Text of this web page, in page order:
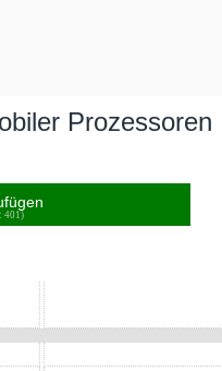
Prozessoren
401)